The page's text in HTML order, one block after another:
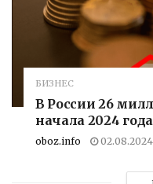
БИЗНЕС
В России 26
начала 2024
oboz.info 02.08.2024